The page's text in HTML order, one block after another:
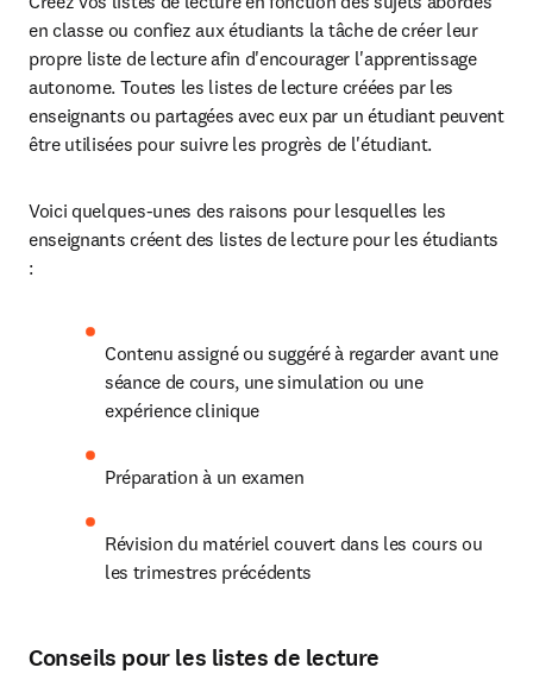
en classe ou confiez aux étudiants la tâche de créer leur
propre liste de lecture afin d'encourager l'apprentissage
autonome. Toutes les listes de lecture créées par les
enseignants ou partagées avec eux par un étudiant peuvent
être utilisées pour suivre les progrès de l'étudiant.
Voici quelques-unes des raisons pour lesquelles les
enseignants créent des listes de lecture pour les étudiants
:
Contenu assigné ou suggéré à regarder avant une
séance de cours, une simulation ou une
expérience clinique
Préparation à un examen
Révision du matériel couvert dans les cours ou
les trimestres précédents
Conseils pour les listes de lecture